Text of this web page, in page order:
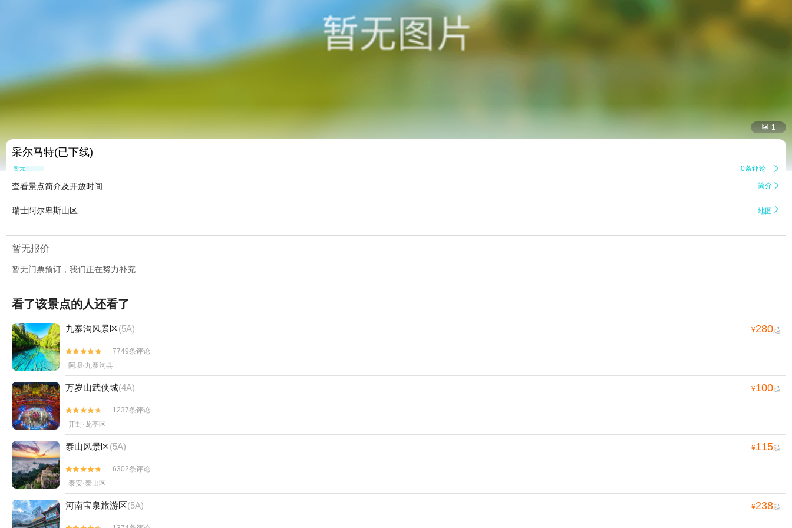
 1
采尔马特(已下线)
暂无点评 0条评论 
查看景点简介及开放时间 简介 
瑞士阿尔卑斯山区 地图 
暂无报价
暂无门票预订，我们正在努力补充
看了该景点的人还看了
九寨沟风景区(5A) ¥280起


7749条评论
阿坝·九寨沟县
万岁山武侠城(4A) ¥100起


1237条评论
开封·龙亭区
泰山风景区(5A) ¥115起


6302条评论
泰安·泰山区
河南宝泉旅游区(5A) ¥238起